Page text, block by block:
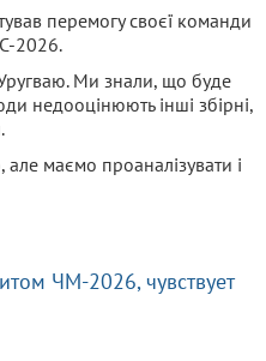
перемогу своєї команди
2026.
Ми знали, що буде
недооцінюють інші збірні,
маємо проаналізувати і
ЧМ-2026, чувствует